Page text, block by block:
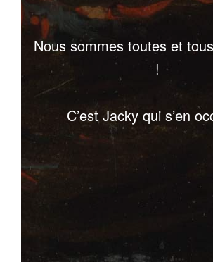
Nous sommes toutes et
!
C’est Jacky qui s’en